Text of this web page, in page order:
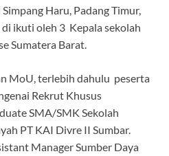
Haru, Padang Timur,
ikuti oleh 3 Kepala sekolah
Sumatera Barat.
MoU, terlebih dahulu peserta
Rekrut Khusus
SMA/SMK Sekolah
PT KAI Divre II Sumbar.
Manager Sumber Daya